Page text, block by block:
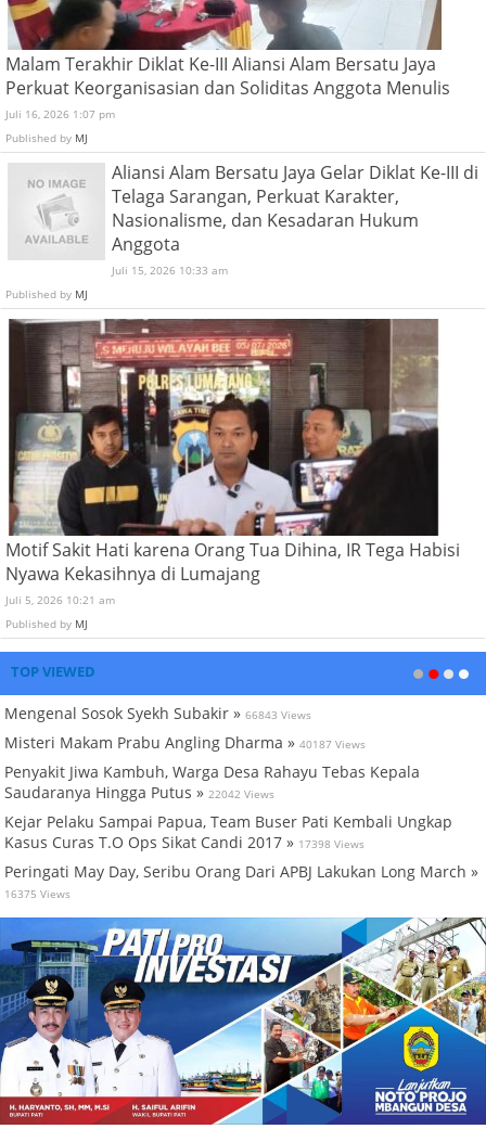
Malam Terakhir Diklat Ke-III Aliansi Alam Bersatu Jaya
Perkuat Keorganisasian dan Soliditas Anggota Menulis
Juli 16, 2026 1:07 pm
Published by MJ
Aliansi Alam Bersatu Jaya Gelar Diklat Ke-III di
Telaga Sarangan, Perkuat Karakter,
Nasionalisme, dan Kesadaran Hukum
Anggota
Juli 15, 2026 10:33 am
Published by MJ
Motif Sakit Hati karena Orang Tua Dihina, IR Tega Habisi
Nyawa Kekasihnya di Lumajang
Juli 5, 2026 10:21 am
Published by MJ
TOP VIEWED
Mengenal Sosok Syekh Subakir » 66843 Views
Misteri Makam Prabu Angling Dharma » 40187 Views
Penyakit Jiwa Kambuh, Warga Desa Rahayu Tebas Kepala
Saudaranya Hingga Putus » 22042 Views
Kejar Pelaku Sampai Papua, Team Buser Pati Kembali Ungkap
Kasus Curas T.O Ops Sikat Candi 2017 » 17398 Views
Peringati May Day, Seribu Orang Dari APBJ Lakukan Long March »
16375 Views